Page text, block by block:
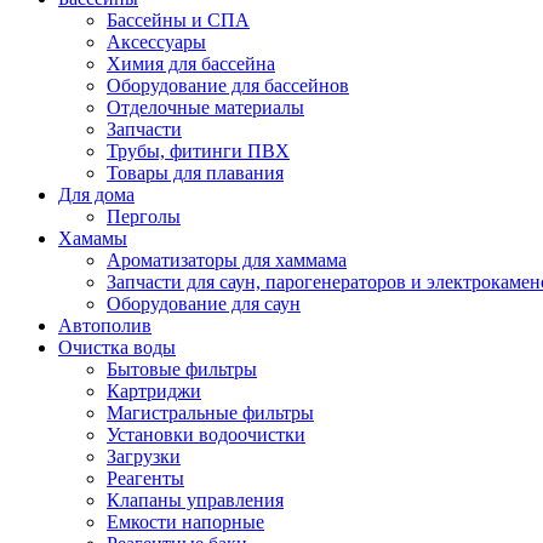
Бассейны и СПА
Аксессуары
Химия для бассейна
Оборудование для бассейнов
Отделочные материалы
Запчасти
Трубы, фитинги ПВХ
Товары для плавания
Для дома
Перголы
Хамамы
Ароматизаторы для хаммама
Запчасти для саун, парогенераторов и
Оборудование для саун
Автополив
Очистка воды
Бытовые фильтры
Картриджи
Магистральные фильтры
Установки водоочистки
Загрузки
Реагенты
Клапаны управления
Емкости напорные